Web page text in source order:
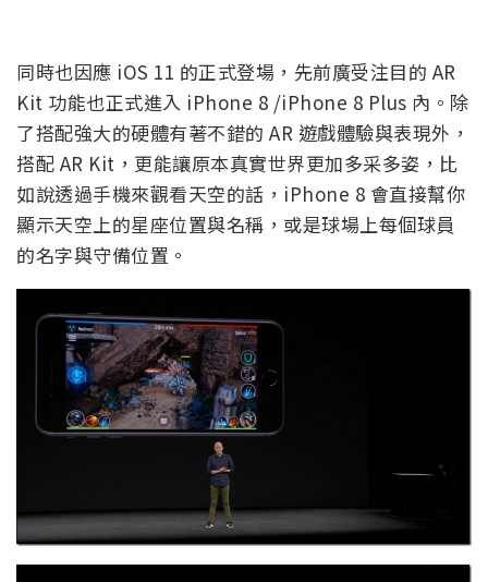
同時也因應 iOS 11 的正式登場，先前廣受注目的 AR
Kit 功能也正式進入 iPhone 8 /iPhone 8 Plus 內。除
了搭配強大的硬體有著不錯的 AR 遊戲體驗與表現外，
搭配 AR Kit，更能讓原本真實世界更加多采多姿，比
如說透過手機來觀看天空的話，iPhone 8 會直接幫你
顯示天空上的星座位置與名稱，或是球場上每個球員
的名字與守備位置。